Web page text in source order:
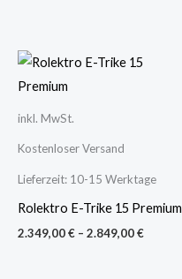
inkl. MwSt.
Kostenloser Versand
Lieferzeit: 10-15 Werktage
Rolektro E-Trike 15 Premium
2.349,00€ – 2.849,00€